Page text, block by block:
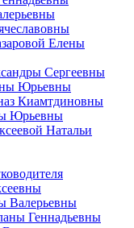
Елены
Сергеевны
Юрьевны
Киамтдиновны
Юрьевны
Натальи
Валерьевны
Геннадьевны